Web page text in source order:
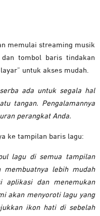
memulai streaming musik
tombol baris tindakan
untuk akses mudah.
ada untuk segala hal
tangan. Pengalamannya
perangkat Anda.
ke tampilan baris lagu:
lagu di semua tampilan
membuatnya lebih mudah
aplikasi dan menemukan
akan menyoroti lagu yang
ikon hati di sebelah